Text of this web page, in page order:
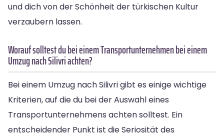
und dich von der Schönheit der türkischen Kultur
verzaubern lassen.
Worauf solltest du bei einem Transportunternehmen bei einem
Umzug nach Silivri achten?
Bei einem Umzug nach Silivri gibt es einige wichtige
Kriterien, auf die du bei der Auswahl eines
Transportunternehmens achten solltest. Ein
entscheidender Punkt ist die Seriosität des